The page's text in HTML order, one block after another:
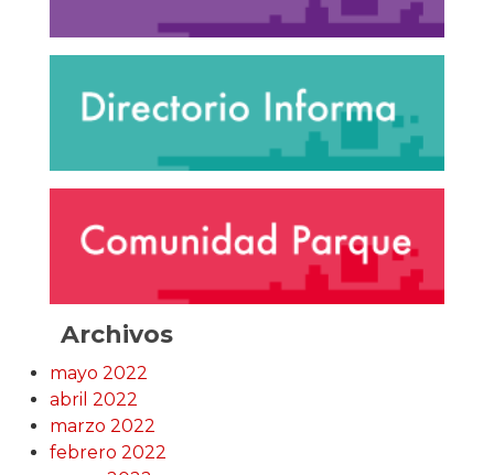
Archivos
mayo 2022
abril 2022
marzo 2022
febrero 2022